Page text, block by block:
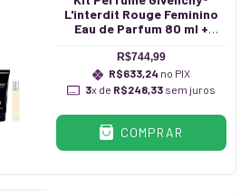
L'interdit Rouge Feminino
Eau de Parfum 80 ml +
Travel Spray 10 ml
R$744,99
R$633,24 no PIX
3x de R$248,33sem juros
COMPRAR